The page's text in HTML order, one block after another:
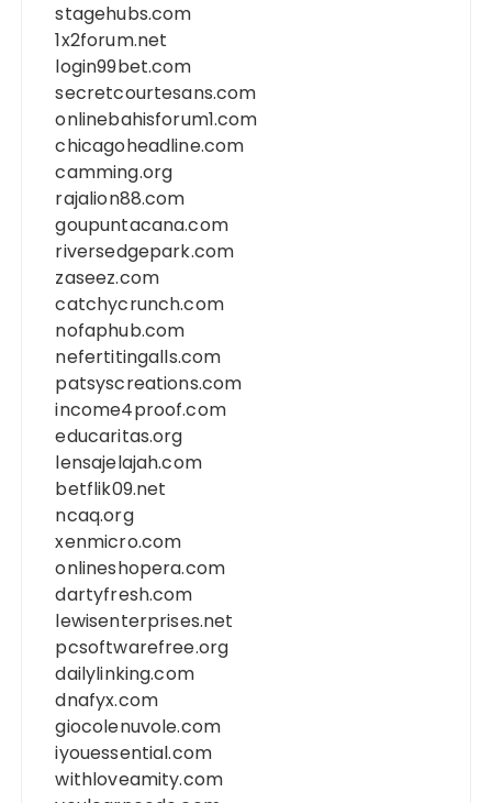
stagehubs.com
1x2forum.net
login99bet.com
secretcourtesans.com
onlinebahisforum1.com
chicagoheadline.com
camming.org
rajalion88.com
goupuntacana.com
riversedgepark.com
zaseez.com
catchycrunch.com
nofaphub.com
nefertitingalls.com
patsyscreations.com
income4proof.com
educaritas.org
lensajelajah.com
betflik09.net
ncaq.org
xenmicro.com
onlineshopera.com
dartyfresh.com
lewisenterprises.net
pcsoftwarefree.org
dailylinking.com
dnafyx.com
giocolenuvole.com
iyouessential.com
withloveamity.com